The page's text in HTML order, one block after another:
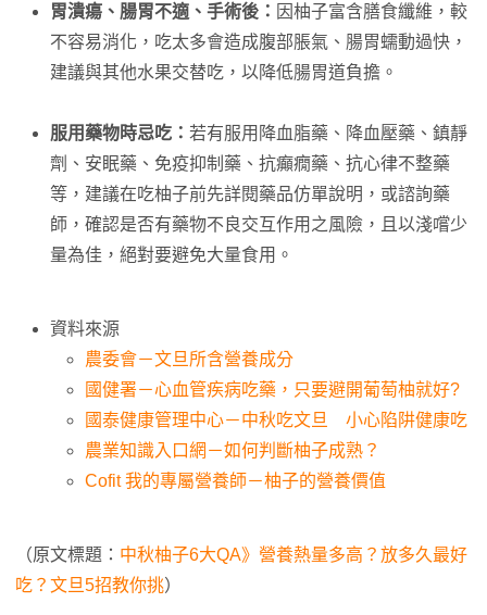
胃潰瘍、腸胃不適、手術後： 因柚子富含膳食纖維，較
不容易消化，吃太多會造成腹部脹氣、腸胃蠕動過快，
建議與其他水果交替吃，以降低腸胃道負擔。
服用藥物時忌吃： 若有服用降血脂藥、降血壓藥、鎮靜
劑、安眠藥、免疫抑制藥、抗癲癇藥、抗心律不整藥
等，建議在吃柚子前先詳閱藥品仿單說明，或諮詢藥
師，確認是否有藥物不良交互作用之風險，且以淺嚐少
量為佳，絕對要避免大量食用。
資料來源
農委會－文旦所含營養成分
國健署－心血管疾病吃藥，只要避開葡萄柚就好?
國泰健康管理中心－中秋吃文旦 小心陷阱健康吃
農業知識入口網－如何判斷柚子成熟？
Cofit 我的專屬營養師－柚子的營養價值
（原文標題： 中秋柚子6大QA》營養熱量多高？放多久最好
吃？文旦5招教你挑）